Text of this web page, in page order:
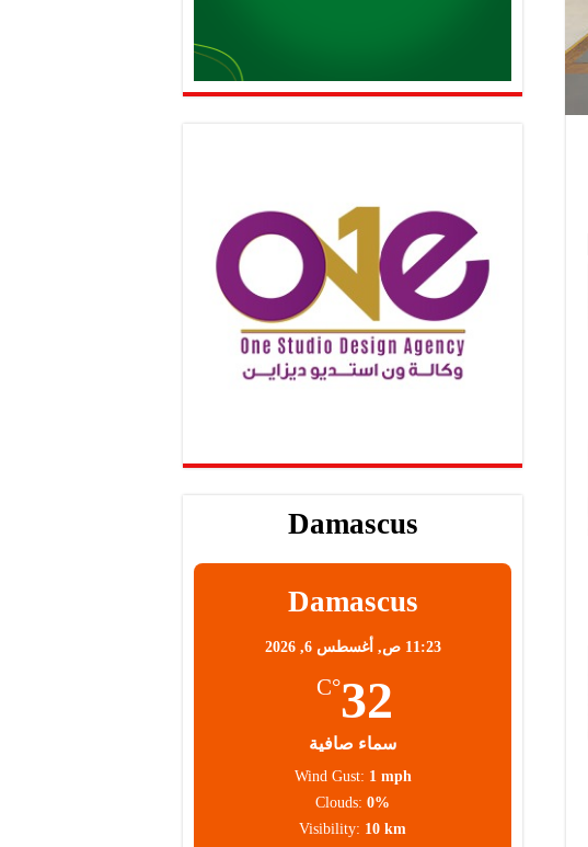
Damascus
Damascus
11:23 ص, أغسطس 6, 2026
32
°C
سماء صافية
Wind Gust: 1 mph
Clouds: 0%
Visibility: 10 km